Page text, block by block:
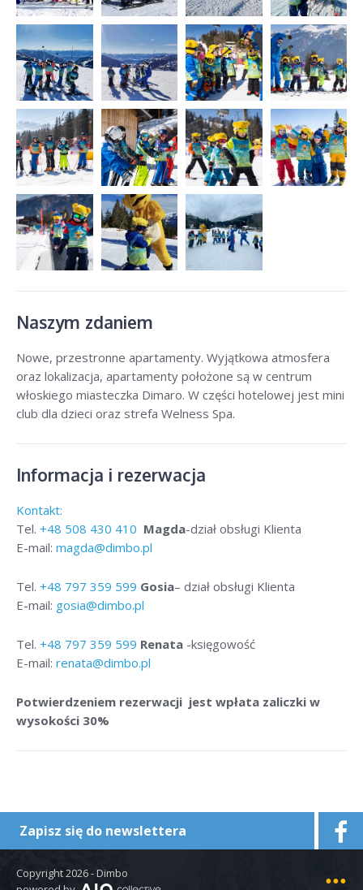
Naszym zdaniem
Nowe, przestronne apartamenty. Wyjątkowa atmosfera
oraz lokalizacja, apartamenty położone są w centrum
włoskiego miasteczka Dimaro. W części hotelowej jest mini
club dla dzieci oraz strefa Welness Spa.
Informacja i rezerwacja
Kontakt:
Tel. +48 508 430 410 Magda-dział obsługi Klienta
E-mail: magda@dimbo.pl
Tel. +48 797 359 599 Gosia– dział obsługi Klienta
E-mail: gosia@dimbo.pl
Tel. +48 797 359 599 Renata -księgowość
E-mail: renata@dimbo.pl
Potwierdzeniem rezerwacji jest wpłata zaliczki w
wysokości 30%
Zapisz się do newslettera
Copyright 2026 - Dimbo